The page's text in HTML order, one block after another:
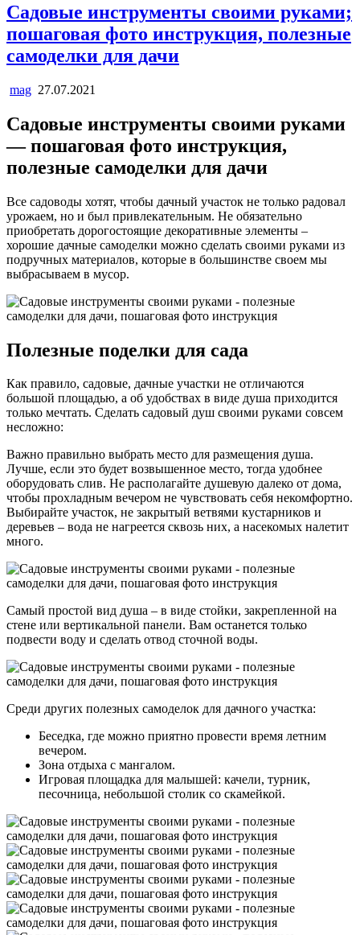
Садовые инструменты своими руками;
пошаговая фото инструкция, полезные
самоделки для дачи
mag 27.07.2021
Садовые инструменты своими руками
— пошаговая фото инструкция,
полезные самоделки для дачи
Все садоводы хотят, чтобы дачный участок не только радовал
урожаем, но и был привлекательным. Не обязательно
приобретать дорогостоящие декоративные элементы –
хорошие дачные самоделки можно сделать своими руками из
подручных материалов, которые в большинстве своем мы
выбрасываем в мусор.
Полезные поделки для сада
Как правило, садовые, дачные участки не отличаются
большой площадью, а об удобствах в виде душа приходится
только мечтать. Сделать садовый душ своими руками совсем
несложно:
Важно правильно выбрать место для размещения душа.
Лучше, если это будет возвышенное место, тогда удобнее
оборудовать слив. Не располагайте душевую далеко от дома,
чтобы прохладным вечером не чувствовать себя некомфортно.
Выбирайте участок, не закрытый ветвями кустарников и
деревьев – вода не нагреется сквозь них, а насекомых налетит
много.
Самый простой вид душа – в виде стойки, закрепленной на
стене или вертикальной панели. Вам останется только
подвести воду и сделать отвод сточной воды.
Среди других полезных самоделок для дачного участка:
Беседка, где можно приятно провести время летним
вечером.
Зона отдыха с мангалом.
Игровая площадка для малышей: качели, турник,
песочница, небольшой столик со скамейкой.